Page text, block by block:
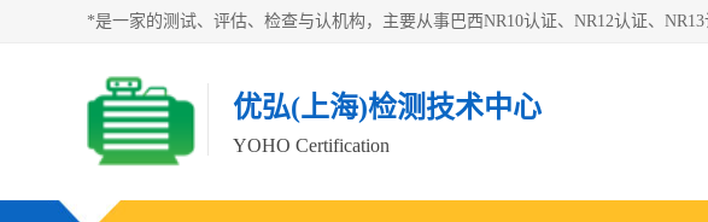
优弘(上海)检测技术中心
YOHO Certification